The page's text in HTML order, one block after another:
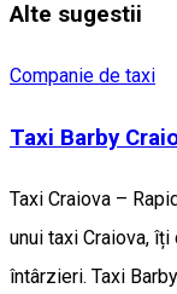
Alte sugestii
Companie de taxi
Taxi Barby
Taxi Craiova –
unui taxi Craiova,
întârzieri. Taxi